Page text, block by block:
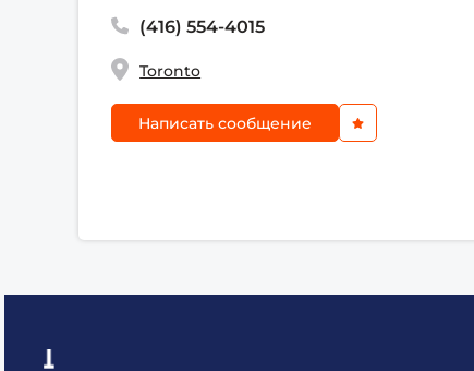
(416) 554-4015
Toronto
Написать сообщение